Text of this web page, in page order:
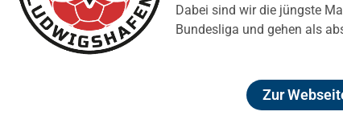
Dabei sind wir die jüngste
Bundesliga und gehen als
Zur